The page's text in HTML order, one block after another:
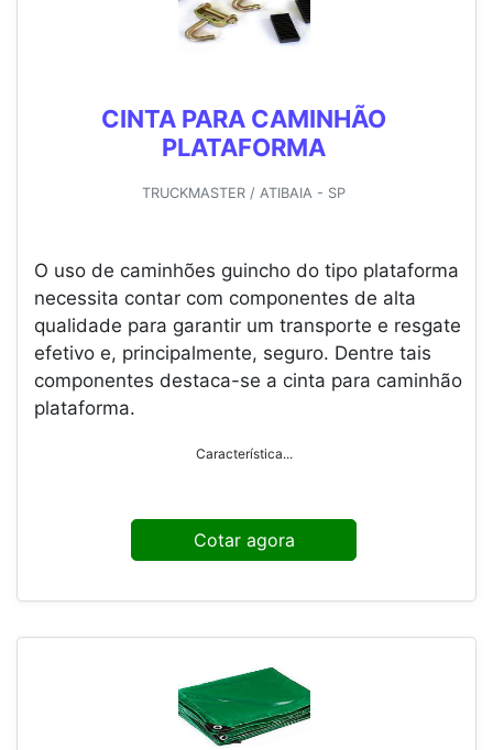
CINTA PARA CAMINHÃO
PLATAFORMA
TRUCKMASTER / ATIBAIA - SP
O uso de caminhões guincho do tipo plataforma
necessita contar com componentes de alta
qualidade para garantir um transporte e resgate
efetivo e, principalmente, seguro. Dentre tais
componentes destaca-se a cinta para caminhão
plataforma.
Característica...
Cotar agora